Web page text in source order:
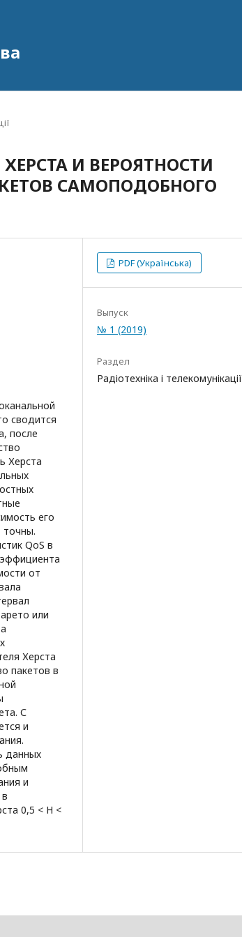
И ВЕРОЯТНОСТИ
САМОПОДОБНОГО
сводится
после
Херста
его
точны.
QoS в
от
или
Херста
пакетов в
С
и
данных
и
0,5 < H <
PDF (Українська)
Выпуск
№ 1 (2019)
Раздел
Радіотехніка і телекомунікації